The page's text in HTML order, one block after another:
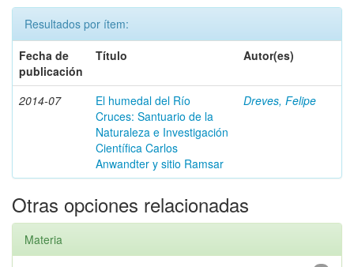
Resultados por ítem:
Fecha de
publicación
Título Autor(es)
2014-07
El humedal del Río
Cruces: Santuario de la
Naturaleza e Investigación
Científica Carlos
Anwandter y sitio Ramsar
Dreves, Felipe
Otras opciones relacionadas
Materia